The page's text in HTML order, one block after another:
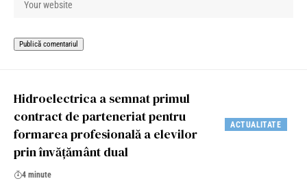
ACTUALITATE
Hidroelectrica a semnat primul
contract de parteneriat pentru
formarea profesională a elevilor
prin învățământ dual
4 minute